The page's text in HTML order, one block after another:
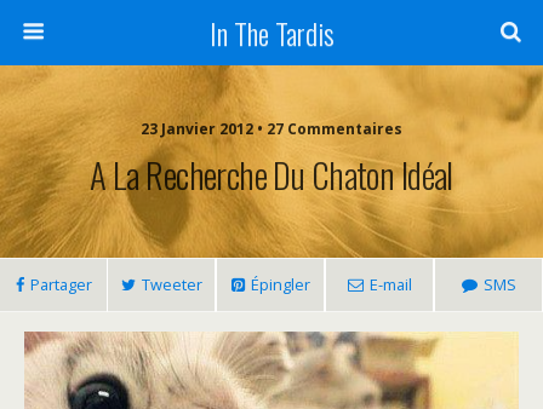
In The Tardis
23 Janvier 2012 • 27 Commentaires
A La Recherche Du Chaton Idéal
Partager Tweeter Épingler E-mail SMS